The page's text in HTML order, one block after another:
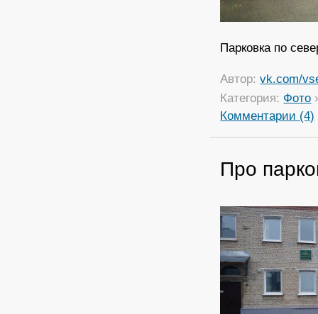
Парковка по
Автор:vk.com/
Категория: Фото
Комментарии (4)
Про